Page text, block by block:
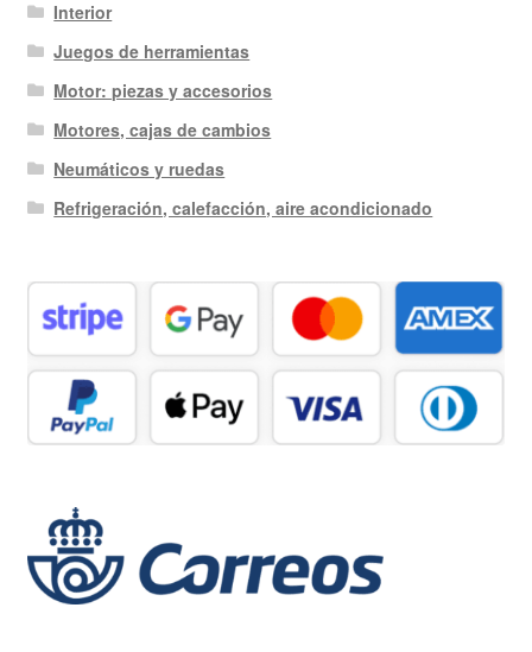
Interior
Juegos de herramientas
Motor: piezas y accesorios
Motores, cajas de cambios
Neumáticos y ruedas
Refrigeración, calefacción, aire acondicionado